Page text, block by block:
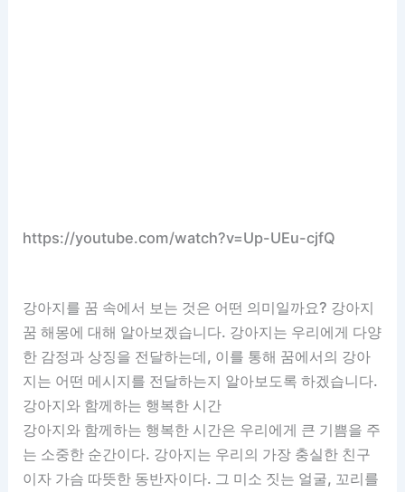
https://youtube.com/watch?v=Up-UEu-cjfQ
강아지를 꿈 속에서 보는 것은 어떤 의미일까요? 강아지
꿈 해몽에 대해 알아보겠습니다. 강아지는 우리에게 다양
한 감정과 상징을 전달하는데, 이를 통해 꿈에서의 강아
지는 어떤 메시지를 전달하는지 알아보도록 하겠습니다.
강아지와 함께하는 행복한 시간
강아지와 함께하는 행복한 시간은 우리에게 큰 기쁨을 주
는 소중한 순간이다. 강아지는 우리의 가장 충실한 친구
이자 가슴 따뜻한 동반자이다. 그 미소 짓는 얼굴, 꼬리를